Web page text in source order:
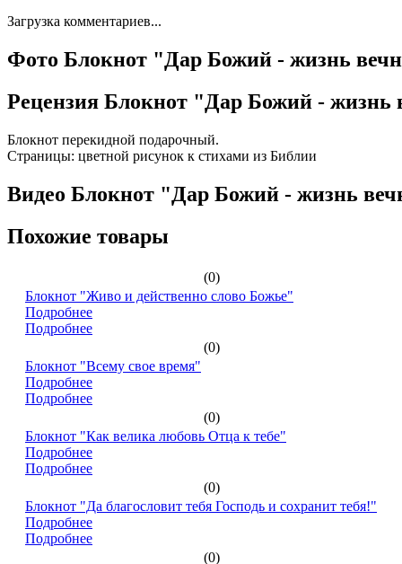
Загрузка комментариев...
Фото Блокнот "Дар Божий - жизнь
Рецензия Блокнот "Дар Божий - жизнь
Блокнот перекидной подарочный.
Страницы: цветной рисунок к стихами из Библии
Видео Блокнот "Дар Божий - жизнь
Похожие товары
(0)
Блокнот "Живо и действенно слово Божье"
Подробнее
Подробнее
(0)
Блокнот "Всему свое время"
Подробнее
Подробнее
(0)
Блокнот "Как велика любовь Отца к тебе"
Подробнее
Подробнее
(0)
Блокнот "Да благословит тебя Господь и сохранит тебя!"
Подробнее
Подробнее
(0)